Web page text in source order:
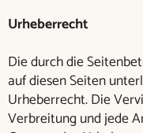
Urheberrecht
Die durch die
auf diesen Seiten
Urheberrecht. Die
Verbreitung und jede